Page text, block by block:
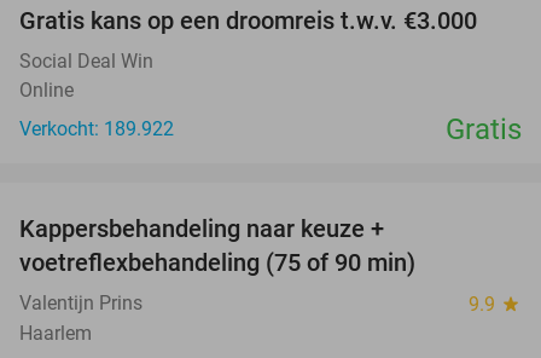
Gratis kans op een droomreis t.w.v. €3.000
Social Deal Win
Online
Verkocht: 189.922
Gratis
Kappersbehandeling naar keuze +
voetreflexbehandeling (75 of 90 min)
Valentijn Prins 9.9 star
Haarlem